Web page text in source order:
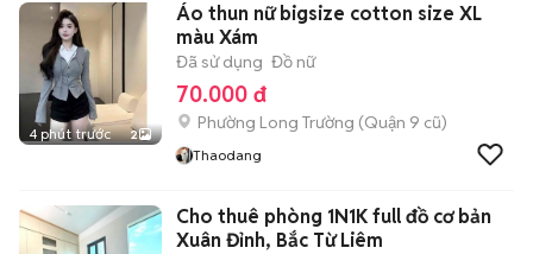
4 phút trước 2
Áo thun nữ bigsize cotton size XL
màu Xám
Đã sử dụng Đồ nữ
70.000 đ
Phường Long Trường (Quận 9 cũ)
Thaodang
Cho thuê phòng 1N1K full đồ cơ bản
Xuân Đỉnh, Bắc Từ Liêm